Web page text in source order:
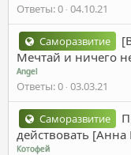
Ответы 0 04.10.21
Саморазвитие
Мечтай и ничего
Angel
Ответы 0 03.03.21
Саморазвитие
действовать [Анна
Котофей